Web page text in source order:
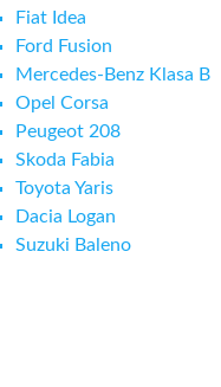
Fiat Idea
Ford Fusion
Mercedes-Benz Klasa B
Opel Corsa
Peugeot 208
Skoda Fabia
Toyota Yaris
Dacia Logan
Suzuki Baleno